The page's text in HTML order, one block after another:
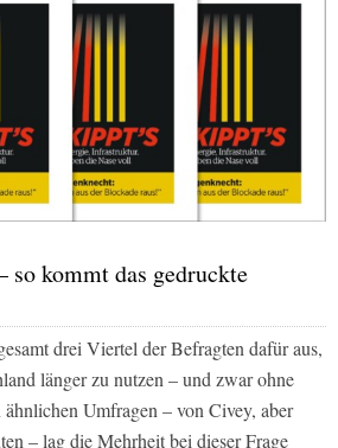
so kommt das gedruckte
drei Viertel der Befragten dafür aus,
länger zu nutzen – und zwar ohne
Umfragen – von Civey, aber
– lag die Mehrheit bei dieser Frage